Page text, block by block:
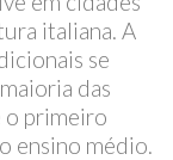
italiana. A
se
das
o primeiro
ensino médio.